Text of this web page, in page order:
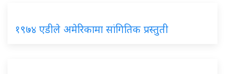
१९७४ एडीले अमेरिकामा सांगितिक प्रस्तुती